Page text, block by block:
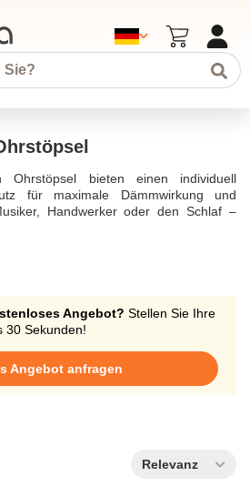
Ohrstöpsel bieten einen individuell
für maximale Dämmwirkung und
Handwerker oder den Schlaf –
oder Namen personalisiert werden.
Angebot? Stellen Sie Ihre
30 Sekunden!
Angebot anfragen
Relevanz